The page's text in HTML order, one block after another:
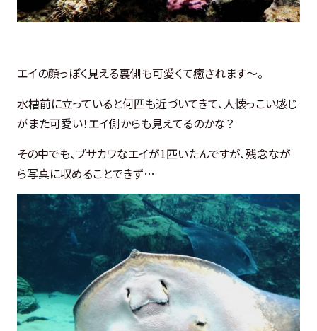
エイの顔っぽく見える裏側も可愛くて癒されます～。
水槽前に立っていると何匹も近づいてきて、人懐っこい感じ
がまた可愛い！エイ側からも見えてるのかな？
その中でも、ブサカワなエイが1匹いたんですが、残念なが
ら写真に収めることできず…